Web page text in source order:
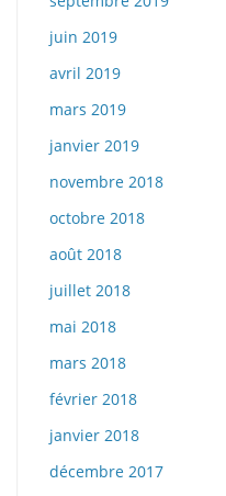
juin 2019
avril 2019
mars 2019
janvier 2019
novembre 2018
octobre 2018
août 2018
juillet 2018
mai 2018
mars 2018
février 2018
janvier 2018
décembre 2017